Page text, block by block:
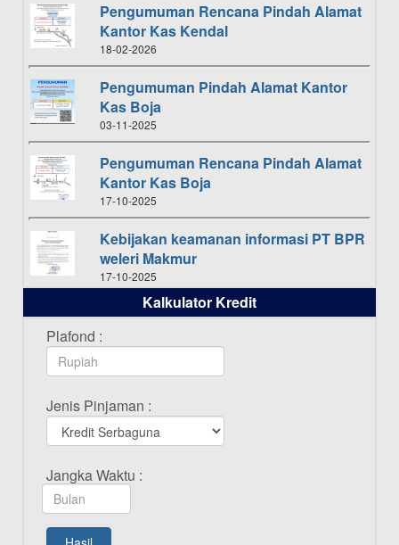
Pengumuman Rencana Pindah Alamat
Kantor Kas Kendal
18-02-2026
Pengumuman Pindah Alamat Kantor
Kas Boja
03-11-2025
Pengumuman Rencana Pindah Alamat
Kantor Kas Boja
17-10-2025
Kebijakan keamanan informasi PT BPR
weleri Makmur
17-10-2025
Daftar Pemenang Undian TAMASHA
Bulan Oktober 2025
16-10-2025
Bulan September 2025
20-09-2025
Daftar Pemenang Undian TAMASHA
Bulan Agustus 2025
Kalkulator Kredit
Plafond :
Jenis Pinjaman :
Jangka Waktu :